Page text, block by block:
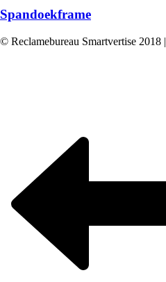
Spandoekframe
© Reclamebureau Smartvertise 2018 |